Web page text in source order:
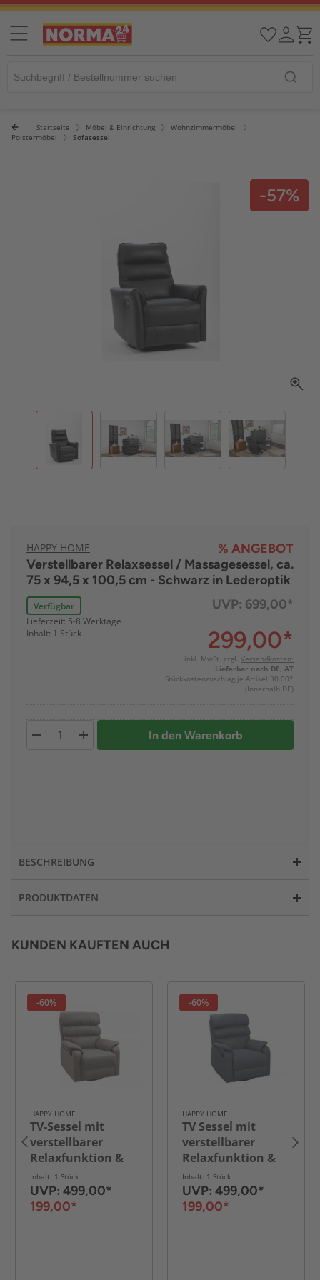
Startseite Möbel & Einrichtung
Wohnzimmermöbel
Polstermöbel
Sofasessel
-57%
HAPPY HOME
% ANGEBOT
Verstellbarer Relaxsessel / Massagesessel, ca.
75 x 94,5 x 100,5 cm - Schwarz in Lederoptik
Verfügbar
Lieferzeit: 5-8 Werktage
Inhalt: 1 Stück
UVP: 699,00*
299,00*
inkl. MwSt. zzgl. Versandkosten:
Lieferbar nach DE, AT
Stückkostenzuschlag je Artikel 30,00*
(Innerhalb DE)
In den Warenkorb
BESCHREIBUNG
PRODUKTDATEN
KUNDEN KAUFTEN AUCH
-60%
HAPPY HOME
TV-Sessel mit
verstellbarer
Relaxfunktion &
360° Dreh- und
Schaukelfunktion
- Hellbraun
Inhalt: 1 Stück
UVP: 499,00*
199,00*
-60%
HAPPY HOME
TV Sessel mit
verstellbarer
Relaxfunktion &
360°° Dreh- und
Schaukelfunktion
- Grau
Inhalt: 1 Stück
UVP: 499,00*
199,00*